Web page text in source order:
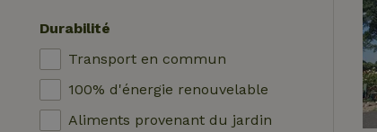
Bain
Station de recharge pour voiture
Piscine (en commun)
Accessible aux fauteuils roulants
Hutte
Emplacement de camping
Yourte
Durabilité
Transport en commun
100% d'énergie renouvelable
Aliments provenant du jardin